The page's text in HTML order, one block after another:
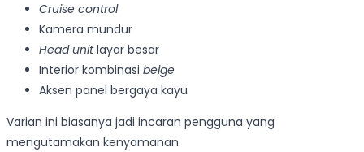
Cruise control
Kamera mundur
Head unitlayar besar
Interior kombinasi beige
Aksen panel bergaya kayu
Varian ini biasanya jadi incaran pengguna yang
mengutamakan kenyamanan.